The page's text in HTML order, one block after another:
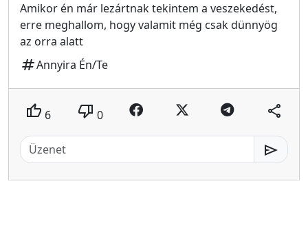
Amikor én már lezártnak tekintem a veszekedést,
erre meghallom, hogy valamit még csak dünnyög
az orra alatt
tagAnnyira Én/Te
thumb_up 6 thumb_down 0 share
send